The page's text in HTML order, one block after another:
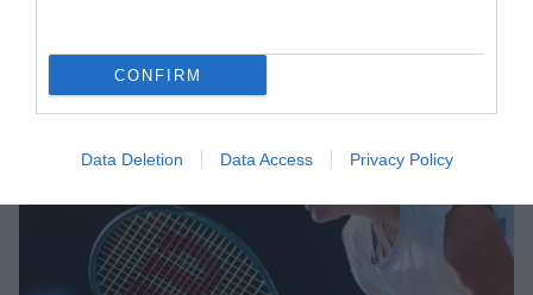
CONFIRM
Data Deletion Data Access Privacy Policy